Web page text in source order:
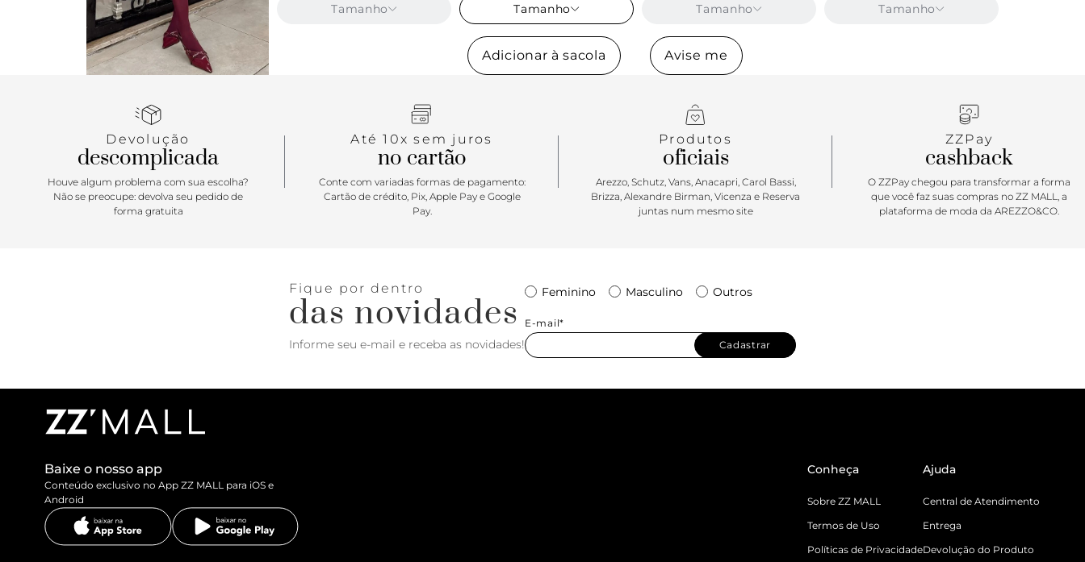
Tamanho Tamanho
Adicionar à sacola
Tamanho
Avise me
Tamanho
Devolução
descomplicada
Houve algum problema com sua escolha?
Não se preocupe: devolva seu pedido de
forma gratuita
Até 10x sem juros
no cartão
Conte com variadas formas de pagamento:
Cartão de crédito, Pix, Apple Pay e Google
Pay.
Produtos
oficiais
Arezzo, Schutz, Vans, Anacapri, Carol Bassi,
Brizza, Alexandre Birman, Vicenza e Reserva
juntas num mesmo site
ZZPay
cashback
O ZZPay chegou para transformar a forma
que você faz suas compras no ZZ MALL, a
plataforma de moda da AREZZO&CO.
Fique por dentro
das novidades
Informe seu e-mail e receba as novidades!
Feminino Masculino Outros
E-mail*
Cadastrar
Baixe o nosso app
Conteúdo exclusivo no App ZZ MALL para iOS e
Android
Conheça
Sobre ZZ MALL
Termos de Uso
Políticas de Privacidade
Ajuda
Central de Atendimento
Entrega
Devolução do Produto